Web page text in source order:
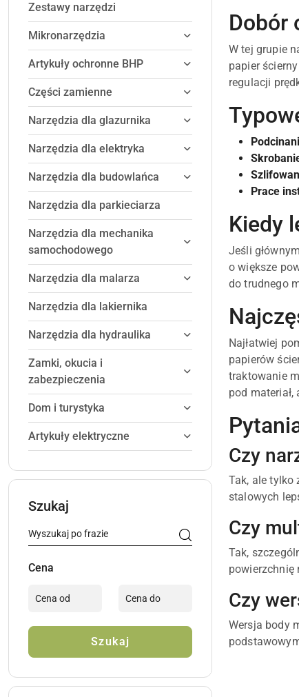
Zestawy narzędzi
Mikronarzędzia
Artykuły ochronne BHP
Części zamienne
Narzędzia dla glazurnika
Narzędzia dla elektryka
Narzędzia dla budowlańca
Narzędzia dla parkieciarza
Narzędzia dla mechanika
samochodowego
Narzędzia dla malarza
Narzędzia dla lakiernika
Narzędzia dla hydraulika
Zamki, okucia i
zabezpieczenia
Dom i turystyka
Artykuły elektryczne
Szukaj
Cena
Szukaj
Dobór
W tej grupie
papier
regulacji
Prace
Kiedy
Jeśli
o większe
do trudnego
Najłatwiej
papierów
traktowanie
pod
Czy
Tak, ale tylko
stalowych
Czy
Tak,
powierzchnię
Czy
Wersja body